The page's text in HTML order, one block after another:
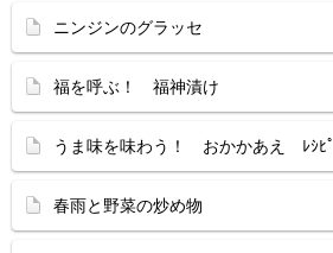
ニンジンのグラッセ
福を呼ぶ！ 福神漬け
うま味を味わう！ おかかあえ ﾚｼﾋﾟ
春雨と野菜の炒め物